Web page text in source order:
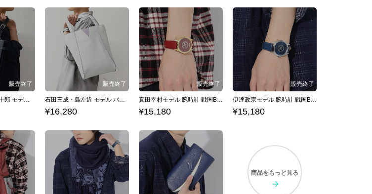
伊達政宗・片倉小十郎 モデル バッグ 戦国BASARA 石田三成・島左近 モデル バッグ 戦国BASARA
¥16,280
真田幸村モデル 腕時計 戦国BASARA
¥15,180
伊達政宗モデル 腕時計 戦国BASARA
¥15,180
商品を もっと見る